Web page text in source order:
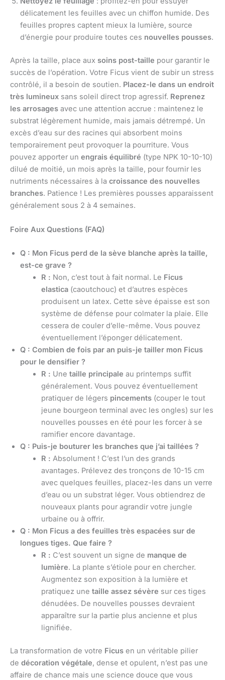
délicatement les feuilles avec un chiffon humide. Des
feuilles propres captent mieux la lumière, source
d’énergie pour produire toutes ces nouvelles pousses.
Après la taille, place aux soins post-taille pour garantir le
succès de l’opération. Votre Ficus vient de subir un stress
contrôlé, il a besoin de soutien. Placez-le dans un endroit
très lumineux sans soleil direct trop agressif. Reprenez
les arrosages avec une attention accrue : maintenez le
substrat légèrement humide, mais jamais détrempé. Un
excès d’eau sur des racines qui absorbent moins
temporairement peut provoquer la pourriture. Vous
pouvez apporter un engrais équilibré (type NPK 10-10-10)
dilué de moitié, un mois après la taille, pour fournir les
nutriments nécessaires à la croissance des nouvelles
branches. Patience ! Les premières pousses apparaissent
généralement sous 2 à 4 semaines.
Foire Aux Questions (FAQ)
Q : Mon Ficus perd de la sève blanche après la taille,
est-ce grave ?
R : Non, c’est tout à fait normal. Le Ficus
elastica(caoutchouc) et d’autres espèces
produisent un latex. Cette sève épaisse est son
système de défense pour colmater la plaie. Elle
cessera de couler d’elle-même. Vous pouvez
éventuellement l’éponger délicatement.
Q : Combien de fois par an puis-je tailler mon Ficus
pour le densifier ?
R : Une taille principale au printemps suffit
généralement. Vous pouvez éventuellement
pratiquer de légers pincements(couper le tout
jeune bourgeon terminal avec les ongles) sur les
nouvelles pousses en été pour les forcer à se
ramifier encore davantage.
Q : Puis-je bouturer les branches que j’ai taillées ?
R : Absolument ! C’est l’un des grands
avantages. Prélevez des tronçons de 10-15 cm
avec quelques feuilles, placez-les dans un verre
d’eau ou un substrat léger. Vous obtiendrez de
nouveaux plants pour agrandir votre jungle
urbaine ou à offrir.
Q : Mon Ficus a des feuilles très espacées sur de
longues tiges. Que faire ?
R : C’est souvent un signe de manque de
lumière. La plante s’étiole pour en chercher.
Augmentez son exposition à la lumière et
pratiquez une taille assez sévère sur ces tiges
dénudées. De nouvelles pousses devraient
apparaître sur la partie plus ancienne et plus
lignifiée.
La transformation de votre Ficus en un véritable pilier
de décoration végétale, dense et opulent, n’est pas une
affaire de chance mais une science douce que vous